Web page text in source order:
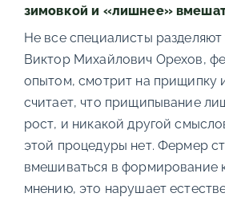
зимовкой и «лишнее»
Не все специалисты
Виктор Михайлович Орехов,
опытом, смотрит на прищипку
считает, что прищипывание
рост, и никакой другой
этой процедуры нет. Фермер
вмешиваться в формирование
мнению, это нарушает